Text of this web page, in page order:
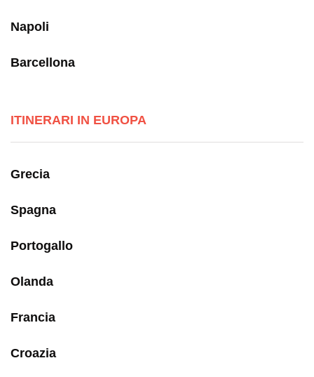
Napoli
Barcellona
ITINERARI IN EUROPA
Grecia
Spagna
Portogallo
Olanda
Francia
Croazia